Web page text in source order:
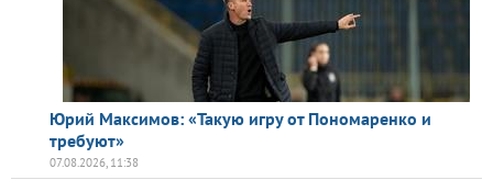
Юрий Максимов: «Такую игру от Пономаренко и
требуют»
07.08.2026, 11:38